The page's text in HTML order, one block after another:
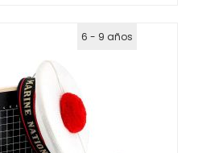
6 - 9 años